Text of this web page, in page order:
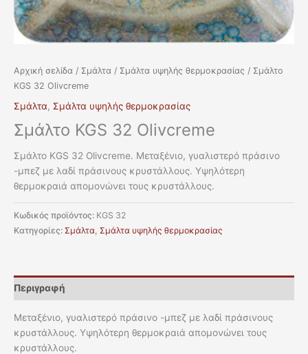
Αρχική σελίδα / Σμάλτα / Σμάλτα υψηλής θερμοκρασίας / Σμάλτο
KGS 32 Olivcreme
Σμάλτα, Σμάλτα υψηλής θερμοκρασίας
Σμάλτο KGS 32 Olivcreme
Σμάλτο KGS 32 Olivcreme. Μεταξένιο, γυαλιστερό πράσινο
-μπεζ με λαδί πράσινους κρυστάλλους. Υψηλότερη
θερμοκραιά απομονώνει τους κρυστάλλους.
Κωδικός προϊόντος: KGS 32
Κατηγορίες: Σμάλτα Σμάλτα υψηλής θερμοκρασίας
Περιγραφή
Μεταξένιο, γυαλιστερό πράσινο -μπεζ με λαδί πράσινους
κρυστάλλους. Υψηλότερη θερμοκραιά απομονώνει τους
κρυστάλλους.